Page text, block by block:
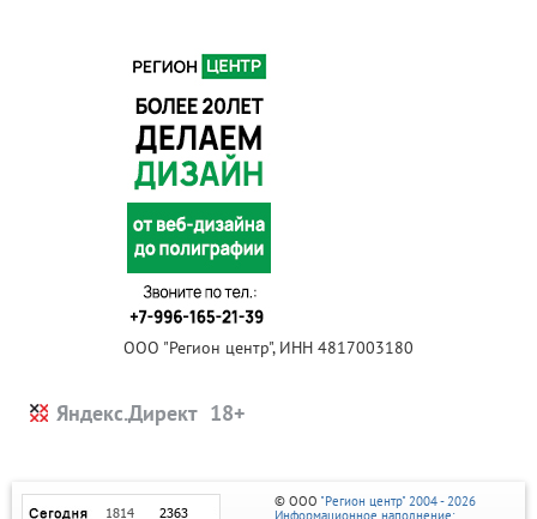
ООО "Регион центр", ИНН 4817003180
Яндекс.Директ
© ООО "Регион центр" 2004 - 2026
Информационное наполнение: